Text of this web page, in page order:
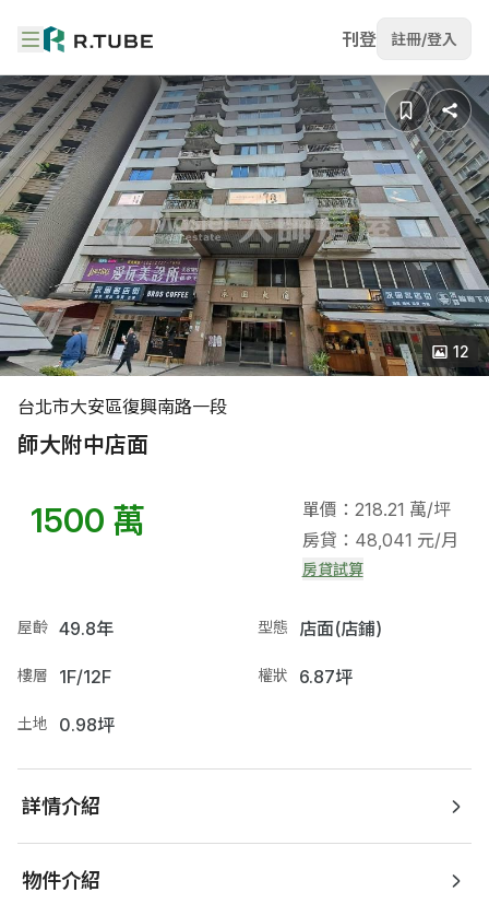
刊登 註冊/登入
台北市大安區復興南路一段
師大附中店面
12
1500 萬
單價：218.21 萬/坪
房貸：48,041 元/月
房貸試算
屋齡 49.8年 型態 店面(店鋪)
樓層 1F/12F 權狀 6.87坪
土地 0.98坪
詳情介紹
物件介紹